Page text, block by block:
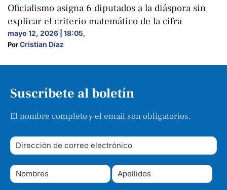
Oficialismo asigna 6 diputados a la diáspora sin
explicar el criterio matemático de la cifra
mayo 12, 2026 | 18:05,
Por Cristian Díaz
Suscríbete al boletín
El nombre completo y el email son obligatorios.